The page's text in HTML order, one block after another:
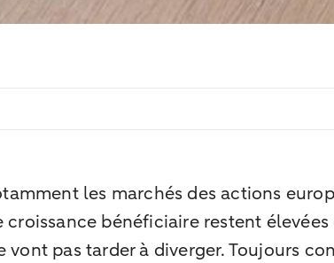
les marchés des actions
bénéficiaire restent
vont pas tarder à diverger. Toujours